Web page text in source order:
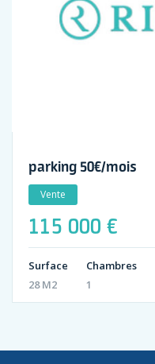
parking 50€/mois
Vente
115 000 €
Surface
28 M2
Chambres
1